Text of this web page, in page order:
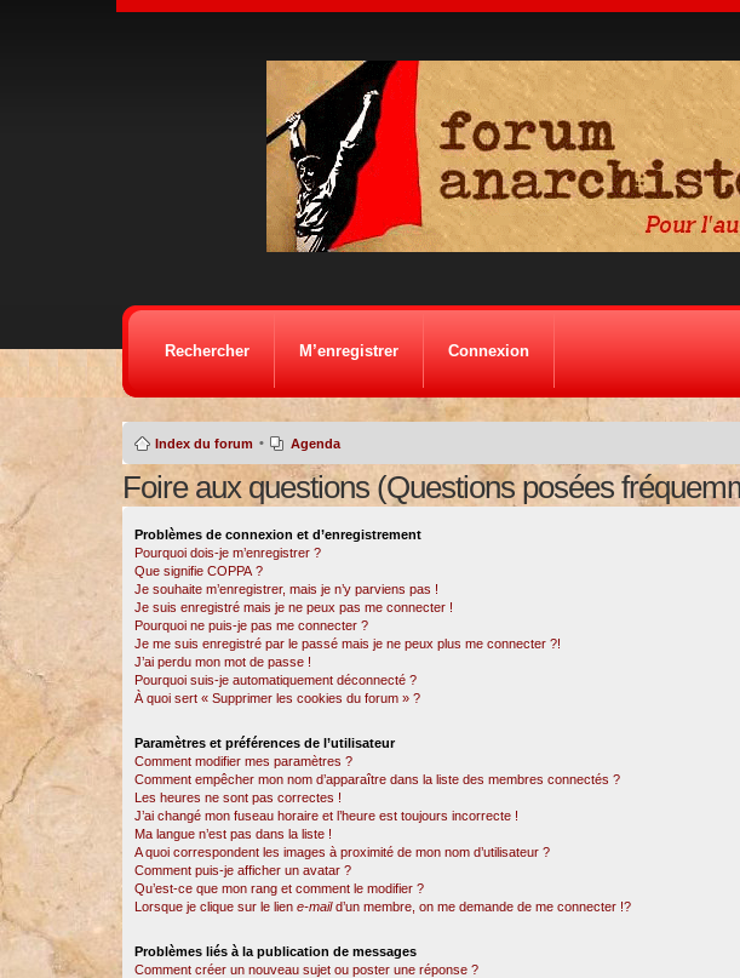
Rechercher M’enregistrer Connexion
Index du forum • Agenda
Foire aux questions (Questions posées
Problèmes de connexion et d’enregistrement
Pourquoi dois-je m’enregistrer ?
Que signifie COPPA ?
Je souhaite m’enregistrer, mais je n’y parviens pas !
Je suis enregistré mais je ne peux pas me connecter !
Pourquoi ne puis-je pas me connecter ?
Je me suis enregistré par le passé mais je ne peux plus me connecter ?!
J’ai perdu mon mot de passe !
Pourquoi suis-je automatiquement déconnecté ?
À quoi sert « Supprimer les cookies du forum » ?
Paramètres et préférences de l’utilisateur
Comment modifier mes paramètres ?
Comment empêcher mon nom d’apparaître dans la liste des membres connectés ?
Les heures ne sont pas correctes !
J’ai changé mon fuseau horaire et l’heure est toujours incorrecte !
Ma langue n’est pas dans la liste !
A quoi correspondent les images à proximité de mon nom d’utilisateur ?
Comment puis-je afficher un avatar ?
Qu’est-ce que mon rang et comment le modifier ?
Lorsque je clique sur le lien e-maild’un membre, on me demande de me connecter !?
Problèmes liés à la publication de messages
Comment créer un nouveau sujet ou poster une réponse ?